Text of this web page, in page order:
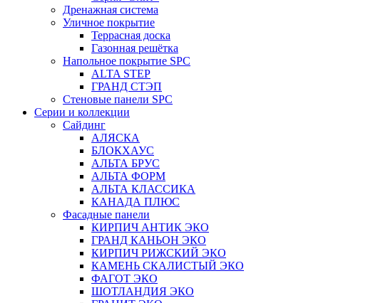
Дренажная система
Уличное покрытие
Террасная доска
Газонная решётка
Напольное покрытие SPC
ALTA STEP
ГРАНД СТЭП
Стеновые панели SPC
Серии и коллекции
Сайдинг
АЛЯСКА
БЛОКХАУС
АЛЬТА БРУС
АЛЬТА ФОРМ
АЛЬТА КЛАССИКА
КАНАДА ПЛЮС
Фасадные панели
КИРПИЧ АНТИК ЭКО
ГРАНД КАНЬОН ЭКО
КИРПИЧ РИЖСКИЙ ЭКО
КАМЕНЬ СКАЛИСТЫЙ ЭКО
ФАГОТ ЭКО
ШОТЛАНДИЯ ЭКО